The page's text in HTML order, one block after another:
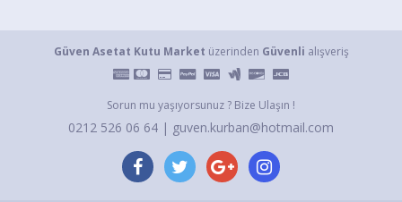
Güven Asetat Kutu Market üzerinden Güvenli alışveriş
Sorun mu yaşıyorsunuz ? Bize Ulaşın !
0212 526 06 64 | guven.kurban@hotmail.com